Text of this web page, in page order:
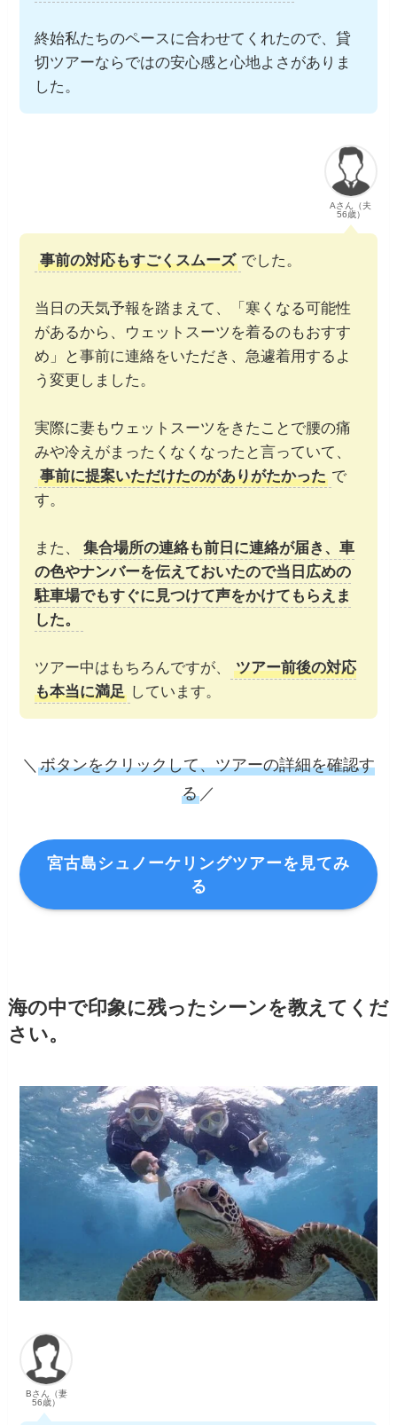
終始私たちのペースに合わせてくれたので、貸
切ツアーならではの安心感と心地よさがありま
した。
Aさん（夫
56歳）
事前の対応もすごくスムーズ でした。
当日の天気予報を踏まえて、「寒くなる可能性
があるから、ウェットスーツを着るのもおすす
め」と事前に連絡をいただき、急遽着用するよ
う変更しました。
実際に妻もウェットスーツをきたことで腰の痛
みや冷えがまったくなくなったと言っていて、
事前に提案いただけたのがありがたかった で
す。
また、
集合場所の連絡も前日に連絡が届き、車
の色やナンバーを伝えておいたので当日広めの
駐車場でもすぐに見つけて声をかけてもらえま
した。
ツアー中はもちろんですが、
ツアー前後の対応
も本当に満足 しています。
＼ ボタンをクリックして、ツアーの詳細を確認す
る ／
宮古島シュノーケリングツアーを見てみ
る
海の中で印象に残ったシーンを教えてくだ
さい。
Bさん（妻
56歳）